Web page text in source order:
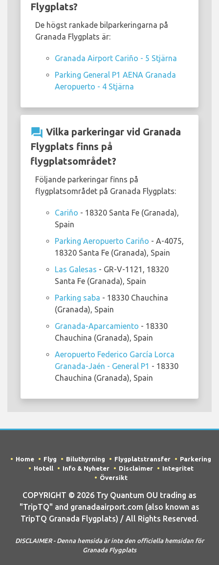
Flygplats?
De högst rankade bilparkeringarna på
Granada Flygplats är:
Granada Airport Cariño - 5 Stjärna
Parking General P1 AENA Granada
Aeropuerto - 4 Stjärna
question_answer Vilka parkeringar vid Granada
Flygplats finns på
flygplatsområdet?
Följande parkeringar finns på
flygplatsområdet på Granada Flygplats:
Cariño - 18320 Santa Fe (Granada),
Spain
Parking Aeropuerto Cariño - A-4075,
18320 Santa Fe (Granada), Spain
Las Galesas - GR-V-1121, 18320
Santa Fe (Granada), Spain
Parking saba - 18330 Chauchina
(Granada), Spain
Granada-Aparcamiento - 18330
Chauchina (Granada), Spain
Aeropuerto Federico García Lorca
Granada-Jaén - General P1 - 18330
Chauchina (Granada), Spain
Home Flyg Biluthyrning Flygplatstransfer
Parkering
Hotell
Info & Nyheter Disclaimer
Integritet
Översikt
COPYRIGHT © 2026 Try Quantum OU trading as
"TripTQ" and granadaairport.com (also known as
TripTQ Granada Flygplats) / All Rights Reserved.
DISCLAIMER - Denna hemsida är inte den officiella hemsidan för
Granada Flygplats